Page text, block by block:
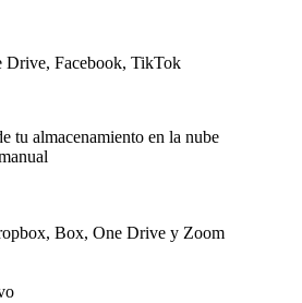
Drive, Facebook, TikTok
tu almacenamiento en la nube
Box, One Drive y Zoom